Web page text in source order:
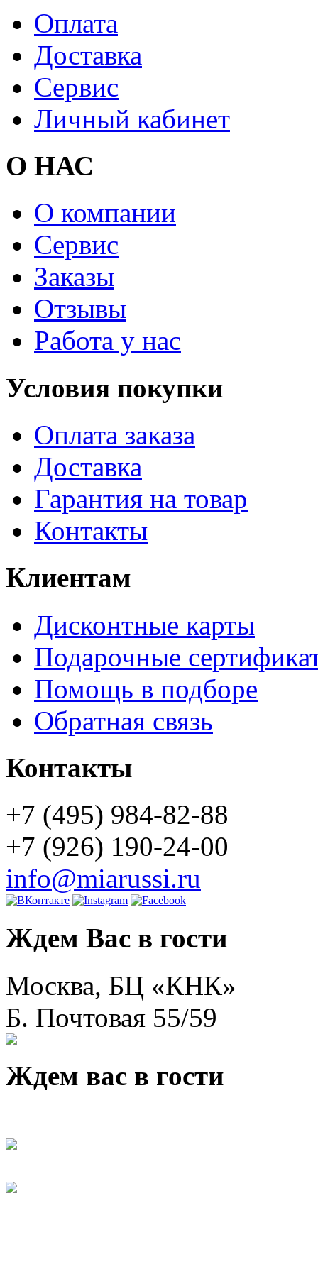
Оплата
Доставка
Сервис
Личный кабинет
О НАС
О компании
Сервис
Заказы
Отзывы
Работа у нас
Условия покупки
Оплата заказа
Доставка
Гарантия на товар
Контакты
Клиентам
Дисконтные карты
Подарочные
Помощь в подборе
Обратная связь
Контакты
+7 (495) 984-82-88
+7 (926) 190-24-00
info@miarussi.ru
Ждем Вас в гости
Москва, БЦ «КНК»
Б. Почтовая 55/59
Ждем вас в гости